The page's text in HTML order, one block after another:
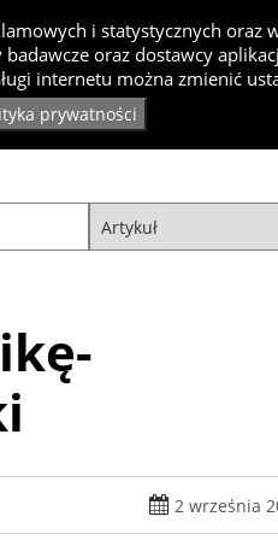
Produkty Specjaliści
2 września
i statystycznych
oraz dostawcy
internetu można zmienić
prywatności